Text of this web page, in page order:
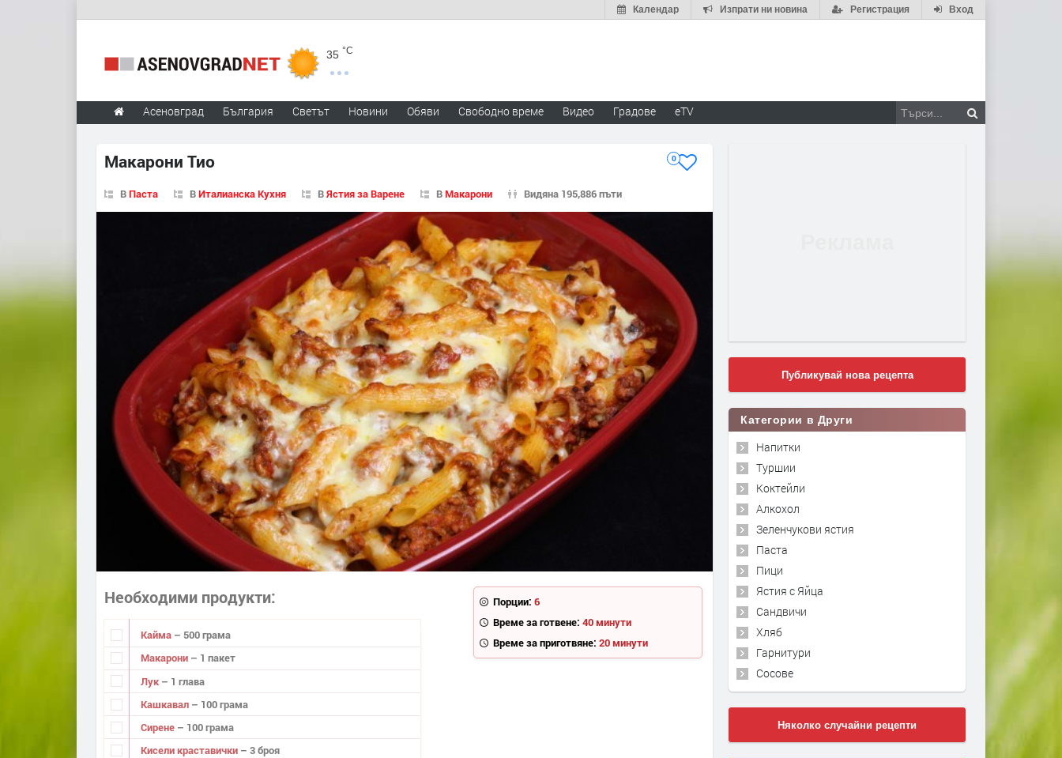
Вход
Регистрация
Изпрати ни новина
Календар
35 °C
Асеновград България Светът Новини Обяви Свободно време Видео Градове eTV
Макарони Тио 0
ВПаста ВИталианска Кухня ВЯстия за Варене ВМакарони Видяна 195,886 пъти
Порции: 6
Време за готвене: 40 минути
Време за приготвяне: 20 минути
Необходими продукти
Кайма – 500 грама
Макарони – 1 пакет
Лук – 1 глава
Кашкавал – 100 грама
Сирене – 100 грама
Кисели краставички – 3 броя
Публикувай нова рецепта
Категории в Други
Напитки
Туршии
Коктейли
Алкохол
Зеленчукови ястия
Паста
Пици
Ястия с Яйца
Сандвичи
Хляб
Гарнитури
Сосове
Няколко случайни рецепти